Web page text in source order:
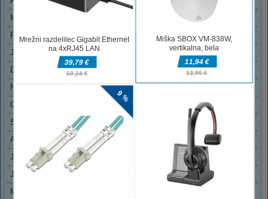
MAREC 2023
FEBRUAR 2023
JANUAR 2023
DECEMBER 2022
NOVEMBER 2022
OKTOBER 2022
SEPTEMBER 2022
AVGUST 2022
JULIJ 2022
JUNIJ 2022
MAJ 2022